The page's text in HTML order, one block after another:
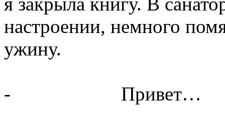
настроении, немного
ужину.
- Привет…